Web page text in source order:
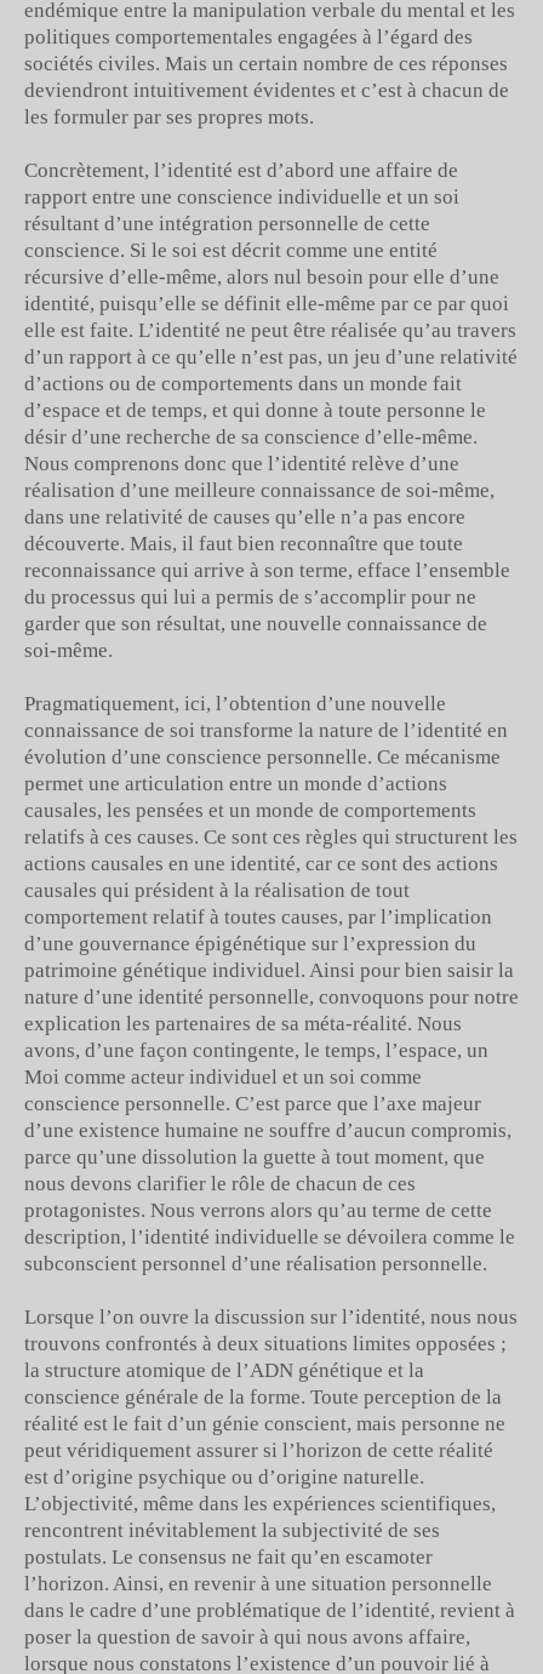
endémique entre la manipulation verbale du mental et les
politiques comportementales engagées à l’égard des
sociétés civiles. Mais un certain nombre de ces réponses
deviendront intuitivement évidentes et c’est à chacun de
les formuler par ses propres mots.
Concrètement, l’identité est d’abord une affaire de
rapport entre une conscience individuelle et un soi
résultant d’une intégration personnelle de cette
conscience. Si le soi est décrit comme une entité
récursive d’elle-même, alors nul besoin pour elle d’une
identité, puisqu’elle se définit elle-même par ce par quoi
elle est faite. L’identité ne peut être réalisée qu’au travers
d’un rapport à ce qu’elle n’est pas, un jeu d’une relativité
d’actions ou de comportements dans un monde fait
d’espace et de temps, et qui donne à toute personne le
désir d’une recherche de sa conscience d’elle-même.
Nous comprenons donc que l’identité relève d’une
réalisation d’une meilleure connaissance de soi-même,
dans une relativité de causes qu’elle n’a pas encore
découverte. Mais, il faut bien reconnaître que toute
reconnaissance qui arrive à son terme, efface l’ensemble
du processus qui lui a permis de s’accomplir pour ne
garder que son résultat, une nouvelle connaissance de
soi-même.
Pragmatiquement, ici, l’obtention d’une nouvelle
connaissance de soi transforme la nature de l’identité en
évolution d’une conscience personnelle. Ce mécanisme
permet une articulation entre un monde d’actions
causales, les pensées et un monde de comportements
relatifs à ces causes. Ce sont ces règles qui structurent les
actions causales en une identité, car ce sont des actions
causales qui président à la réalisation de tout
comportement relatif à toutes causes, par l’implication
d’une gouvernance épigénétique sur l’expression du
patrimoine génétique individuel. Ainsi pour bien saisir la
nature d’une identité personnelle, convoquons pour notre
explication les partenaires de sa méta-réalité. Nous
avons, d’une façon contingente, le temps, l’espace, un
Moi comme acteur individuel et un soi comme
conscience personnelle. C’est parce que l’axe majeur
d’une existence humaine ne souffre d’aucun compromis,
parce qu’une dissolution la guette à tout moment, que
nous devons clarifier le rôle de chacun de ces
protagonistes. Nous verrons alors qu’au terme de cette
description, l’identité individuelle se dévoilera comme le
subconscient personnel d’une réalisation personnelle.
Lorsque l’on ouvre la discussion sur l’identité, nous nous
trouvons confrontés à deux situations limites opposées ;
la structure atomique de l’ADN génétique et la
conscience générale de la forme. Toute perception de la
réalité est le fait d’un génie conscient, mais personne ne
peut véridiquement assurer si l’horizon de cette réalité
est d’origine psychique ou d’origine naturelle.
L’objectivité, même dans les expériences scientifiques,
rencontrent inévitablement la subjectivité de ses
postulats. Le consensus ne fait qu’en escamoter
l’horizon. Ainsi, en revenir à une situation personnelle
dans le cadre d’une problématique de l’identité, revient à
poser la question de savoir à qui nous avons affaire,
lorsque nous constatons l’existence d’un pouvoir lié à